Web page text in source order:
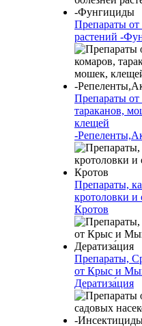
Препараты от
растений -
Препараты от
тараканов,
клещей
-
Препараты,
кротоловки и
Кротов
Препараты,
от Крыс и
Дератиза́ция